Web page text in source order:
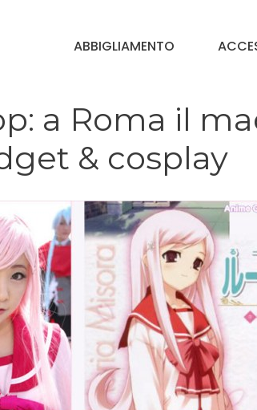
ABBIGLIAMENTO
a Roma il
& cosplay